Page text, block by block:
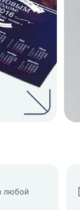
любой
и согласие с